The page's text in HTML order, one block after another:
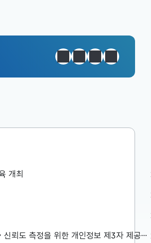
정지이전다음일일경제지
비상경제본부 회의 겸 경제·구조혁
비상경제본부 회의 겸 경제·구조혁신
개최
「2026년 민원서비스 종합평가」 고충민원 만족도‧신뢰도 측정을 위한 개인정보 제3자 제공사항 공고